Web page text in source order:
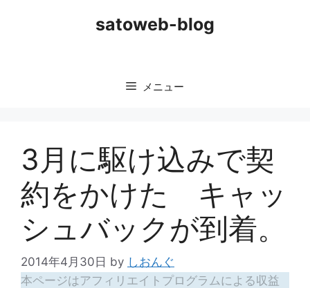
satoweb-blog
メニュー
3月に駆け込みで契
約をかけた キャッ
シュバックが到着。
2014年4月30日 by しおんぐ
本ページはアフィリエイトプログラムによる収益